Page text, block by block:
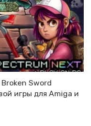
Sword
игры для Amiga и